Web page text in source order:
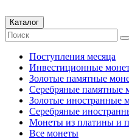
Каталог
Поступления месяца
Инвестиционные
Золотые памятные
Серебряные
Золотые иностранные
Серебряные
Монеты из платины и
Все монеты